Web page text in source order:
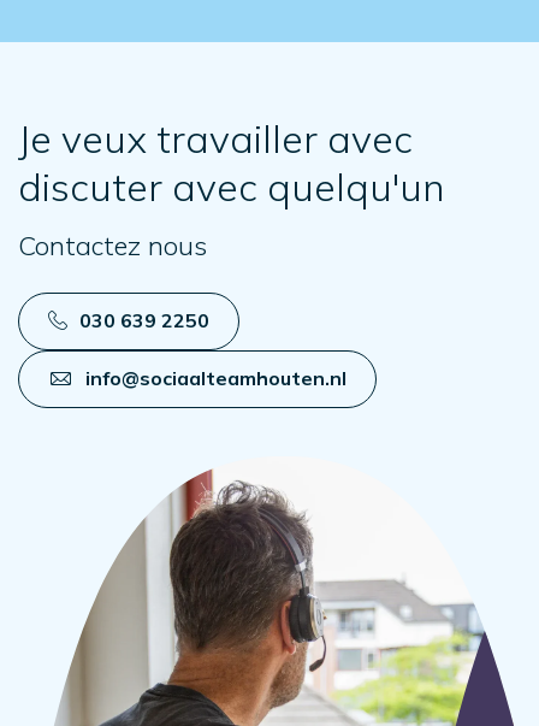
Je veux travailler avec
discuter avec quelqu'un
Contactez nous
030 639 2250
info@sociaalteamhouten.nl